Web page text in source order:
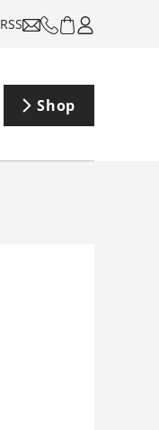
RSS
Shop